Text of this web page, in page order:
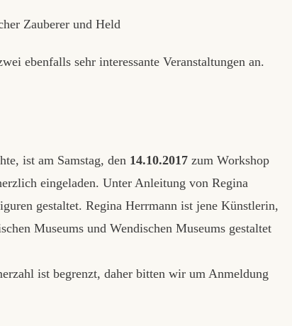
Zauberer und Held
ebenfalls sehr interessante Veranstaltungen an.
ist am Samstag, den 14.10.2017zum Workshop
eingeladen. Unter Anleitung von Regina
gestaltet. Regina Herrmann ist jene Künstlerin,
Museums und Wendischen Museums gestaltet
ist begrenzt, daher bitten wir um Anmeldung